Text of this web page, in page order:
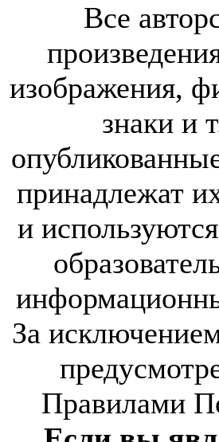
Все
изображения,
знаки и
принадлежат
и
За
Правилами